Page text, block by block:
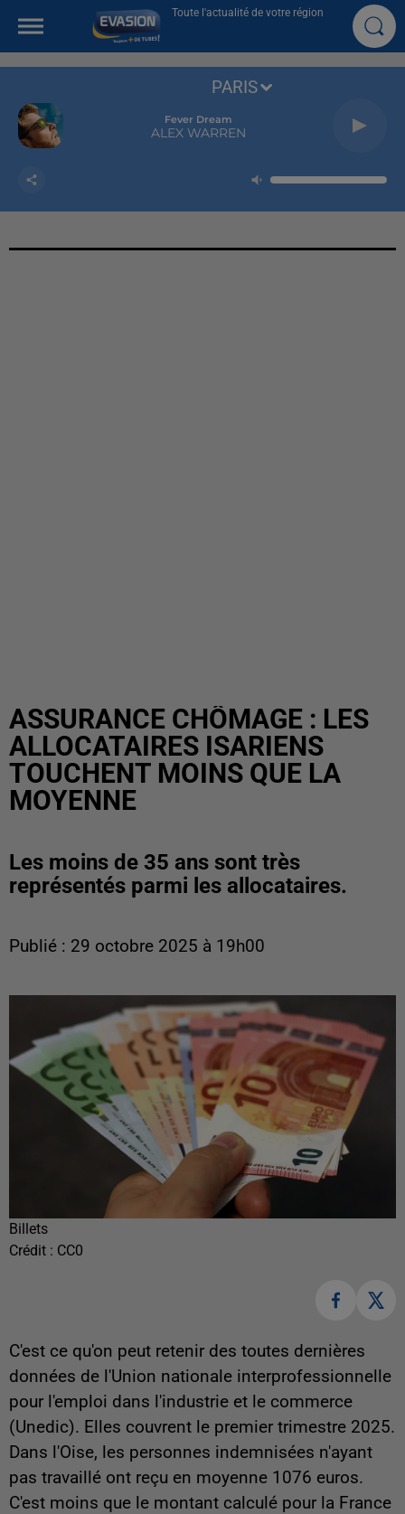
Toute l'actualité de votre région
Fever Dream
ALEX WARREN
PARIS
ASSURANCE CHÔMAGE : LES
ALLOCATAIRES ISARIENS
TOUCHENT MOINS QUE LA
MOYENNE
Les moins de 35 ans sont très
représentés parmi les allocataires.
Publié : 29 octobre 2025 à 19h00
Billets
Crédit : CC0
C'est ce qu'on peut retenir des toutes dernières
données de l'Union nationale interprofessionnelle
pour l'emploi dans l'industrie et le commerce
(Unedic). Elles couvrent le premier trimestre 2025.
Dans l'Oise, les personnes indemnisées n'ayant
pas travaillé ont reçu en moyenne 1076 euros.
C'est moins que le montant calculé pour la France